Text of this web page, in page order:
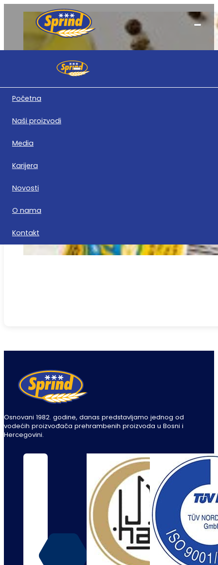
Početna
Naši proizvodi
Media
Karijera
Novosti
O nama
Kontakt
Skupština
Upoznajte se sa radom najvišeg upravljačkog tijela
Osnovani 1982. godine, danas predstavljamo jednog od
vodećih proizvođača prehrambenih proizvoda u Bosni i
Hercegovini.